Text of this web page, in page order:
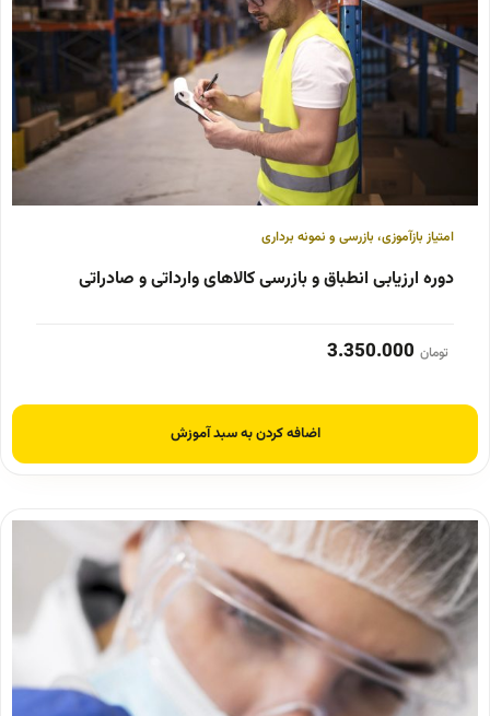
امتیاز بازآموزی، بازرسی و نمونه برداری
دوره ارزیابی انطباق و بازرسی کالاهای وارداتی و صادراتی
تومان 3.350.000
اضافه کردن به سبد آموزش